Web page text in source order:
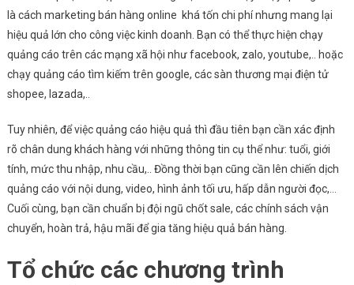
là cách marketing bán hàng online khá tốn chi phí nhưng mang lại
hiệu quả lớn cho công việc kinh doanh. Bạn có thể thực hiện chạy
quảng cáo trên các mạng xã hội như facebook, zalo, youtube,.. hoặc
chạy quảng cáo tìm kiếm trên google, các sàn thương mại điện tử
shopee, lazada,..
Tuy nhiên, để việc quảng cáo hiệu quả thì đầu tiên bạn cần xác định
rõ chân dung khách hàng với những thông tin cụ thể như: tuổi, giới
tính, mức thu nhập, nhu cầu,.. Đồng thời bạn cũng cần lên chiến dịch
quảng cáo với nội dung, video, hình ảnh tối ưu, hấp dẫn người đọc,…
Cuối cùng, bạn cần chuẩn bị đội ngũ chốt sale, các chính sách vận
chuyển, hoàn trả, hậu mãi để gia tăng hiệu quả bán hàng.
Tổ chức các chương trình